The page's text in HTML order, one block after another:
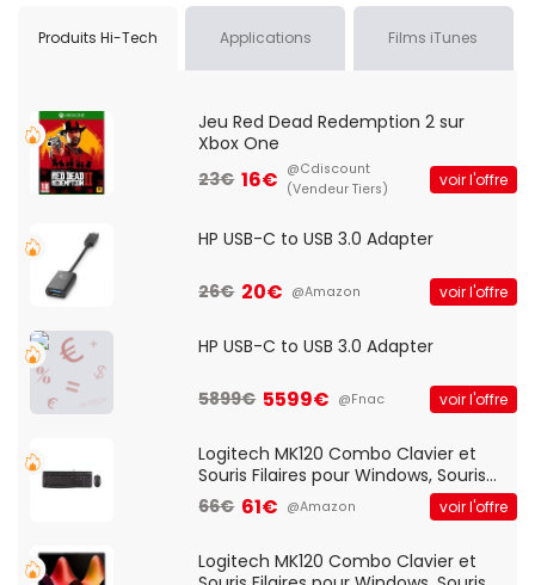
Produits Hi-Tech Applications Films iTunes
Jeu Red Dead Redemption 2 sur
Xbox One
23€ 16€ @Cdiscount
(Vendeur Tiers)
voir l'offre
HP USB-C to USB 3.0 Adapter
26€ 20€ @Amazon voir l'offre
HP USB-C to USB 3.0 Adapter
5899€ 5599€ @Fnac voir l'offre
Logitech MK120 Combo Clavier et
Souris Filaires pour Windows, Souris
Optique Filaire, Connexion USB Plug
And Play, Confortable, Taille
QWERTY UK - Noir
66€ 61€ @Amazon voir l'offre
Logitech MK120 Combo Clavier et